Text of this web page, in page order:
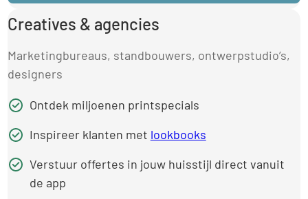
Creatives & agencies
Marketingbureaus, standbouwers, ontwerpstudio’s,
designers
Ontdek miljoenen printspecials
Inspireer klanten met lookbooks
Verstuur offertes in jouw huisstijl direct vanuit
de app